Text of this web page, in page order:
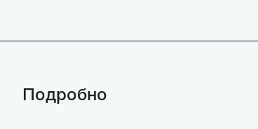
Подробно